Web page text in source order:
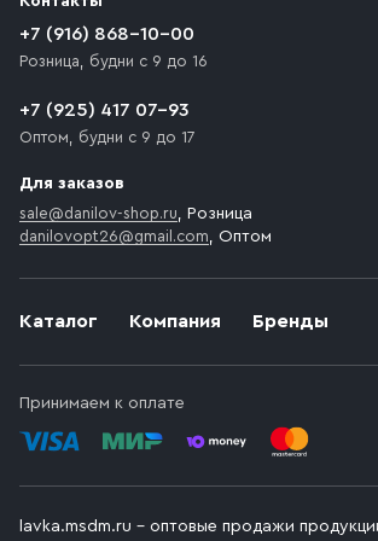
движения. Если на территории места
доставки предусмотрен платный въезд,
необходимо компенсировать стоимость
Каталог Компания Бренды
Принимаем к оплате
+7 (916) 868-10-00
Розница, будни с 9 до 16
+7 (925) 417 07-93
Оптом, будни с 9 до 17
Для заказов
sale@danilov-shop.ru, Розница
danilovopt26@gmail.com, Оптом
lavka.msdm.ru – оптовые продажи